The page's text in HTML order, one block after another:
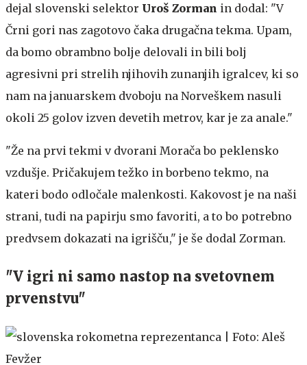
dejal slovenski selektor Uroš Zorman in dodal: "V
Črni gori nas zagotovo čaka drugačna tekma. Upam,
da bomo obrambno bolje delovali in bili bolj
agresivni pri strelih njihovih zunanjih igralcev, ki so
nam na januarskem dvoboju na Norveškem nasuli
okoli 25 golov izven devetih metrov, kar je za anale."
"Že na prvi tekmi v dvorani Morača bo peklensko
vzdušje. Pričakujem težko in borbeno tekmo, na
kateri bodo odločale malenkosti. Kakovost je na naši
strani, tudi na papirju smo favoriti, a to bo potrebno
predvsem dokazati na igrišču," je še dodal Zorman.
"V igri ni samo nastop na svetovnem
prvenstvu"